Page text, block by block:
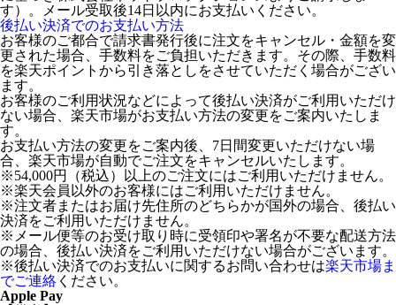
す）。メール受取後14日以内にお支払いください。
後払い決済でのお支払い方法
お客様のご都合で請求書発行後に注文をキャンセル・金額を変
更された場合、手数料をご負担いただきます。その際、手数料
を楽天ポイントから引き落としをさせていただく場合がござい
ます。
お客様のご利用状況などによって後払い決済がご利用いただけ
ない場合、楽天市場がお支払い方法の変更をご案内いたしま
す。
お支払い方法の変更をご案内後、7日間変更いただけない場
合、楽天市場が自動でご注文をキャンセルいたします。
※54,000円（税込）以上のご注文にはご利用いただけません。
※楽天会員以外のお客様にはご利用いただけません。
※注文者またはお届け先住所のどちらかが国外の場合、後払い
決済をご利用いただけません。
※メール便等のお受け取り時に受領印や署名が不要な配送方法
の場合、後払い決済をご利用いただけない場合がございます。
※後払い決済でのお支払いに関するお問い合わせは楽天市場ま
でご連絡 ください。
Apple Pay